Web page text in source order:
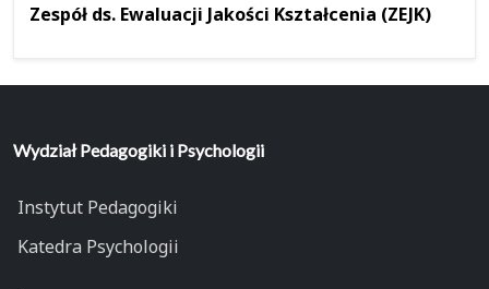
Zespół ds. Ewaluacji Jakości Kształcenia (ZEJK)
Wydział Pedagogiki i Psychologii
Instytut Pedagogiki
Katedra Psychologii